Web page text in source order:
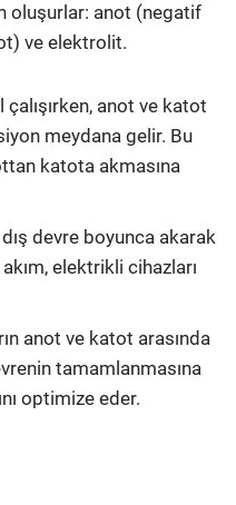
oluşurlar: anot (negatif
ve elektrolit.
çalışırken, anot ve katot
meydana gelir. Bu
katota akmasına
devre boyunca akarak
elektrikli cihazları
anot ve katot arasında
tamamlanmasına
optimize eder.